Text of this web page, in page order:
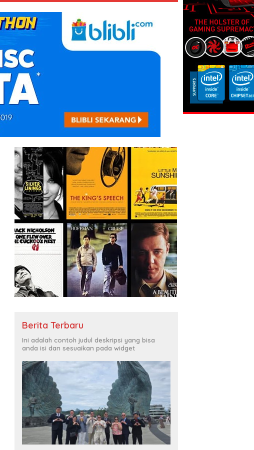
Berita Terbaru
Ini adalah contoh judul deskripsi yang bisa
anda isi dan sesuaikan pada widget